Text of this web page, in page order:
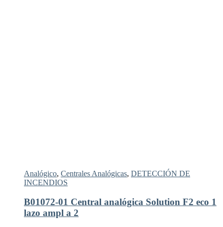
Analógico, Centrales Analógicas, DETECCIÓN DE
INCENDIOS
B01072-01 Central analógica Solution F2 eco 1
lazo ampl a 2